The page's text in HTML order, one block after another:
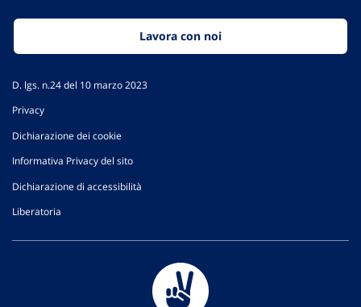
Lavora con noi
D. lgs. n.24 del 10 marzo 2023
Privacy
Dichiarazione dei cookie
Informativa Privacy del sito
Dichiarazione di accessibilità
Liberatoria